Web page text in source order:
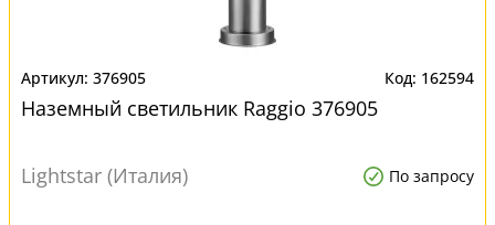
376905 162594
Наземный светильник Raggio 376905
Lightstar (Италия) По запросу